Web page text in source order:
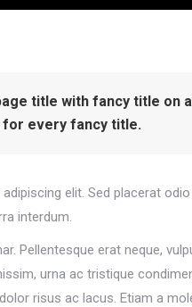
title with fancy title
for every fancy title.
elit. Sed placerat
interdum.
Pellentesque erat neque,
urna ac tristique
risus ac lacus. Etiam a